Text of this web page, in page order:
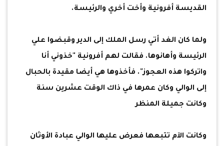
القديسة أفرونية وأخت أخري والرئيسة.
ولما كان الغد أتي رسل الملك إلى الدير وقبضوا علي
الرئيسة وأهانوها. فقالت لهم أفرونية "خذوني أنا
واتركوا هذه العجوز". فأخذوها هي أيضا مقيدة بالحبال
إلى الوالي وكان عمرها في ذاك الوقت عشرين سنة
وكانت جميلة المنظر
وكانت الآم تتبعها فعرض عليها الوالي عبادة الأوثان